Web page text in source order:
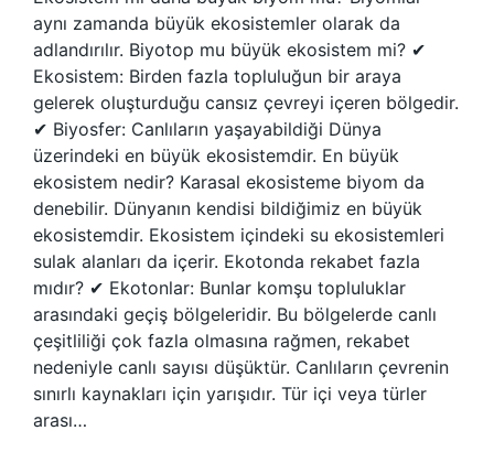
aynı zamanda büyük ekosistemler olarak da
adlandırılır. Biyotop mu büyük ekosistem mi? ✔
Ekosistem: Birden fazla topluluğun bir araya
gelerek oluşturduğu cansız çevreyi içeren bölgedir.
✔ Biyosfer: Canlıların yaşayabildiği Dünya
üzerindeki en büyük ekosistemdir. En büyük
ekosistem nedir? Karasal ekosisteme biyom da
denebilir. Dünyanın kendisi bildiğimiz en büyük
ekosistemdir. Ekosistem içindeki su ekosistemleri
sulak alanları da içerir. Ekotonda rekabet fazla
mıdır? ✔ Ekotonlar: Bunlar komşu topluluklar
arasındaki geçiş bölgeleridir. Bu bölgelerde canlı
çeşitliliği çok fazla olmasına rağmen, rekabet
nedeniyle canlı sayısı düşüktür. Canlıların çevrenin
sınırlı kaynakları için yarışıdır. Tür içi veya türler
arası…